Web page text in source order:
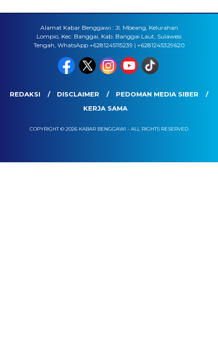
Alamat Kabar Benggawi : Jl. Mbeang, Kelurahan
Lompio, Kec. Banggai, Kab. Banggai Laut, Sulawesi
Tengah, WhatsApp +6281245115239 | +6281245329620
REDAKSI DISCLAIMER
PEDOMAN MEDIA SIBER
KERJA SAMA
COPYRIGHT © 2026 KABAR BENGGAWI - ALL RIGHTS RESERVED